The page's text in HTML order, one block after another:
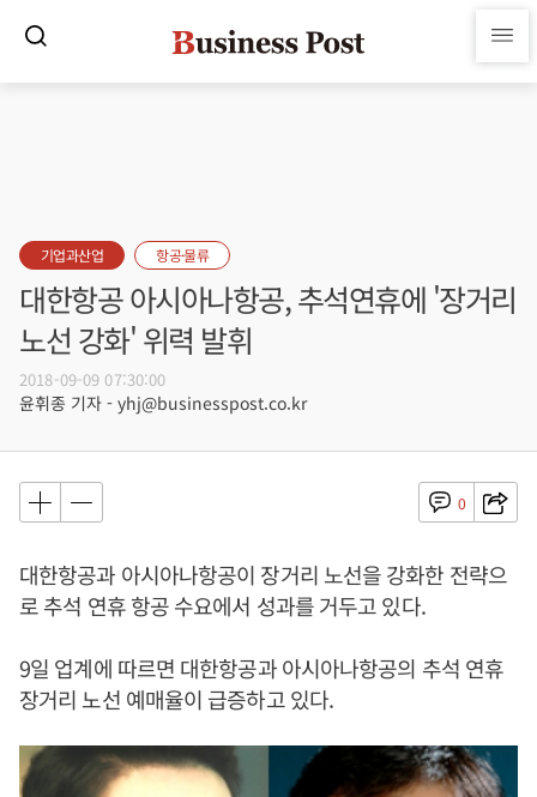
기업과산업 항공·물류
대한항공 아시아나항공, 추석연휴에 '장거리
노선 강화' 위력 발휘
2018-09-09 07:30:00
윤휘종 기자 - yhj@businesspost.co.kr
0
대한항공과 아시아나항공이 장거리 노선을 강화한 전략으
로 추석 연휴 항공 수요에서 성과를 거두고 있다.
9일 업계에 따르면 대한항공과 아시아나항공의 추석 연휴
장거리 노선 예매율이 급증하고 있다.